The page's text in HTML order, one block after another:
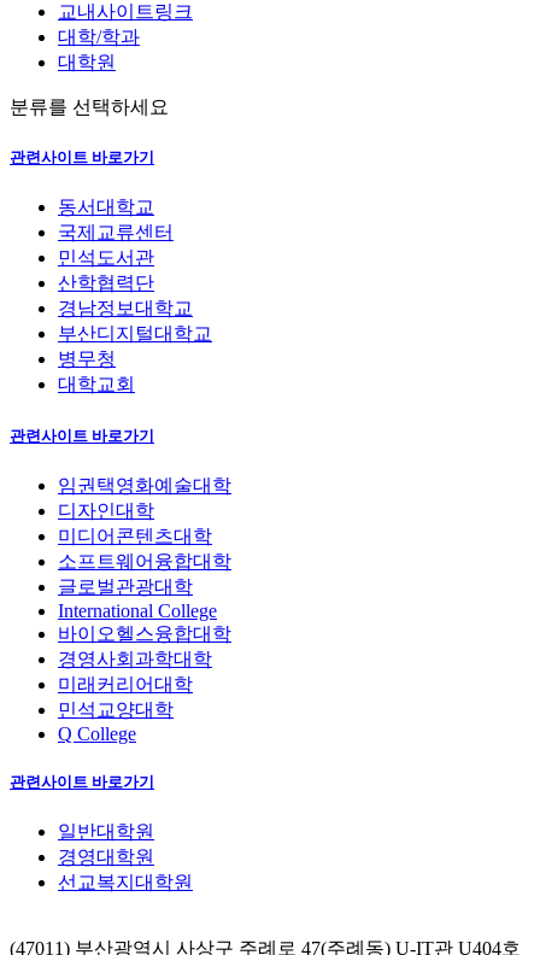
교내사이트링크
대학/학과
대학원
분류를 선택하세요
관련사이트 바로가기
동서대학교
국제교류센터
민석도서관
산학협력단
경남정보대학교
부산디지털대학교
병무청
대학교회
관련사이트 바로가기
임권택영화예술대학
디자인대학
미디어콘텐츠대학
소프트웨어융합대학
글로벌관광대학
International College
바이오헬스융합대학
경영사회과학대학
미래커리어대학
민석교양대학
Q College
관련사이트 바로가기
일반대학원
경영대학원
선교복지대학원
(47011) 부산광역시 사상구 주례로 47(주례동) U-IT관 U404호